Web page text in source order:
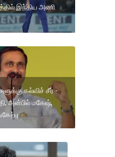
இந்திய அணி
கல்விச் சீர் -
அன்பில் மகேஷ்,